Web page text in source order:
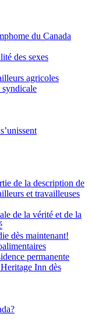
du Canada
des sexes
agricoles
de la description de
et travailleuses
de la vérité et de la
dès maintenant!
permanente
Inn dès